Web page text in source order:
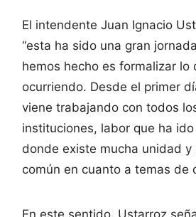
El intendente Juan Ignacio
“esta ha sido una gran
hemos hecho es formalizar lo
ocurriendo. Desde el primer
viene trabajando con todos
instituciones, labor que ha
donde existe mucha unidad y
común en cuanto a temas de
En este sentido, Ustarroz